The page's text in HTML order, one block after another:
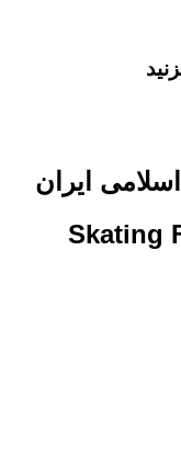
ایران
Skating